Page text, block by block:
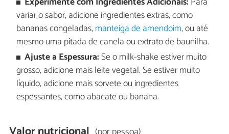
variar o sabor, adicione ingredientes extras, como
bananas congeladas,manteiga de amendoim, ou até
mesmo uma pitada de canela ou extrato de baunilha.
Ajuste a Espessura:Se o milk-shake estiver muito
grosso, adicione mais leite vegetal. Se estiver muito
líquido, adicione mais sorvete ou ingredientes
espessantes, como abacate ou banana.